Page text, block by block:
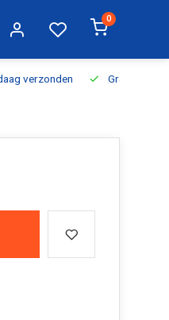
0
verzonden Gratis